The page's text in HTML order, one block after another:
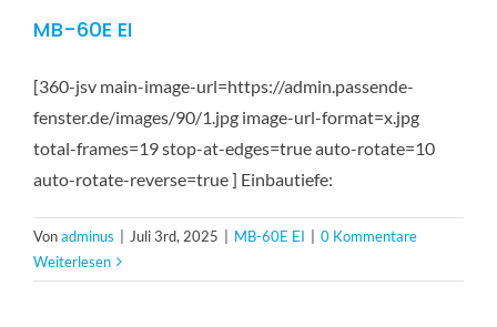
MB-60E EI
[360-jsv main-image-url=https://admin.passende-
fenster.de/images/90/1.jpg image-url-format=x.jpg
total-frames=19 stop-at-edges=true auto-rotate=10
auto-rotate-reverse=true ] Einbautiefe:
Vonadminus Juli 3rd, 2025 MB-60E EI
0 Kommentare
Weiterlesen